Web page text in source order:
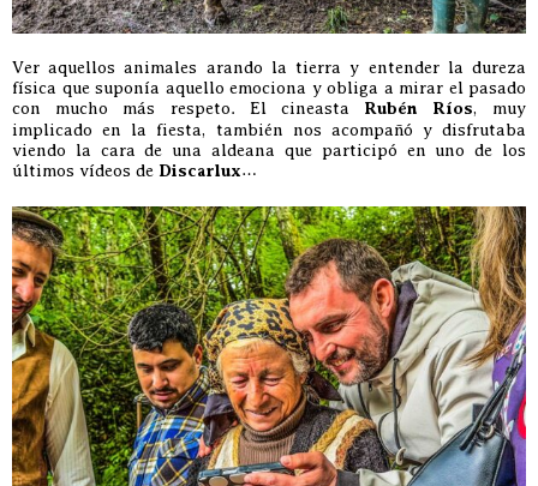
Ver aquellos animales arando la tierra y entender la dureza
física que suponía aquello emociona y obliga a mirar el pasado
con mucho más respeto. El cineasta Rubén Ríos, muy
implicado en la fiesta, también nos acompañó y disfrutaba
viendo la cara de una aldeana que participó en uno de los
últimos vídeos de Discarlux…